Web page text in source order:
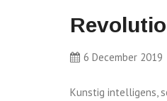
6 December 2019
Kunstig intelligens,